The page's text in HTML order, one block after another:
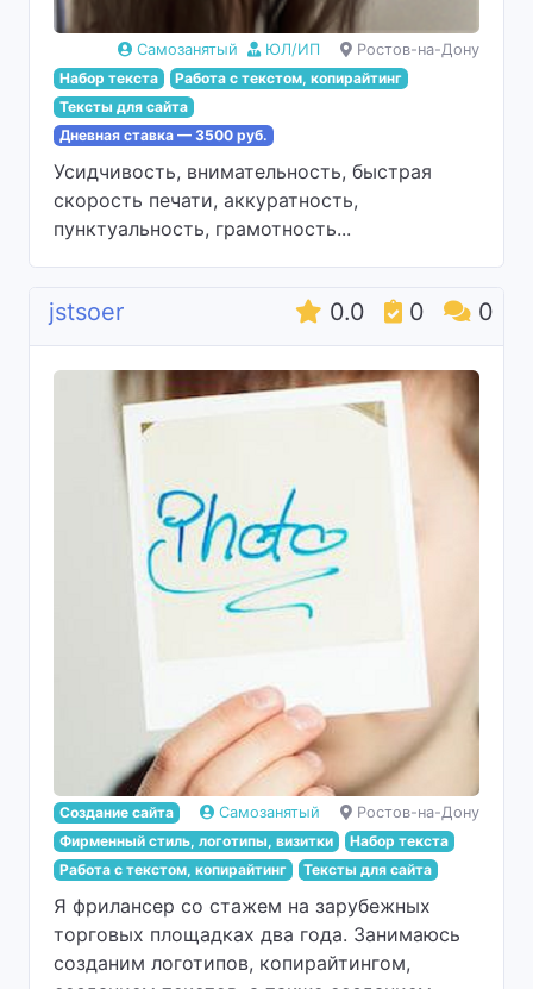
Самозанятый ЮЛ/ИП
Ростов-на-Дону
Набор текста
Работа с текстом, копирайтинг
Тексты для сайта
Дневная ставка — 3500 руб.
Усидчивость, внимательность, быстрая
скорость печати, аккуратность,
пунктуальность, грамотность...
0.0 0 0
jstsoer
Самозанятый Ростов-на-Дону
Создание сайта
Фирменный стиль, логотипы, визитки
Набор текста
Работа с текстом, копирайтинг
Тексты для сайта
Я фрилансер со стажем на зарубежных
торговых площадках два года. Занимаюсь
созданим логотипов, копирайтингом,